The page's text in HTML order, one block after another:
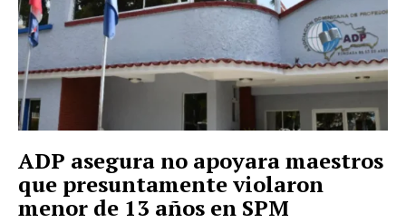
ADP asegura no apoyara maestros
que presuntamente violaron
menor de 13 años en SPM